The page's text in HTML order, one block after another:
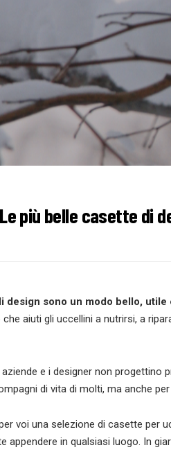
Le più belle casette di
design sono un modo bello,
che aiuti gli uccellini a nutrirsi, a
e i designer non progettino
di vita di molti, ma anche
voi una selezione di casette per
appendere in qualsiasi luogo. In